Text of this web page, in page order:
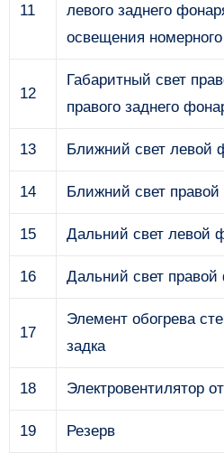
11
левого заднего
освещения номерного
12
Габаритный свет
правого заднего
13 Ближний свет левой
14 Ближний свет
15 Дальний свет левой
16 Дальний свет
17
Элемент обогрева
задка
18 Электровентилятор
19 Резерв